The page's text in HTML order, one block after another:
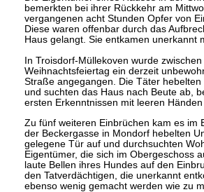
bemerkten bei ihrer Rückkehr am
vergangenen acht Stunden Opfer von
Diese waren offenbar durch das
Haus gelangt. Sie entkamen unerkannt
In Troisdorf-Müllekoven wurde
Weihnachtsfeiertag ein derzeit
Straße angegangen. Die Täter
und suchten das Haus nach Beute ab,
ersten Erkenntnissen mit leeren
Zu fünf weiteren Einbrüchen kam es im
der Beckergasse in Mondorf hebelten
gelegene Tür auf und durchsuchten
Eigentümer, die sich im Obergeschoss
laute Bellen ihres Hundes auf den
den Tatverdächtigen, die unerkannt
ebenso wenig gemacht werden wie zu